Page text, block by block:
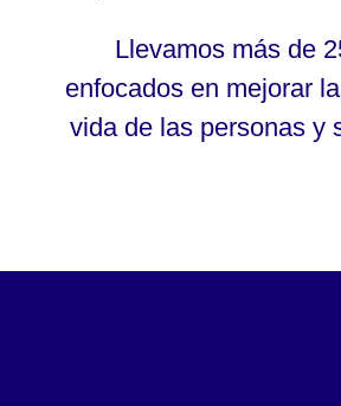
Llevamos más de
enfocados en mejorar
vida de las personas y